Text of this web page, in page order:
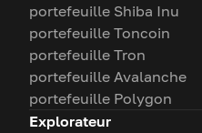
portefeuille Shiba Inu
portefeuille Toncoin
portefeuille Tron
portefeuille Avalanche
portefeuille Polygon
Explorateur